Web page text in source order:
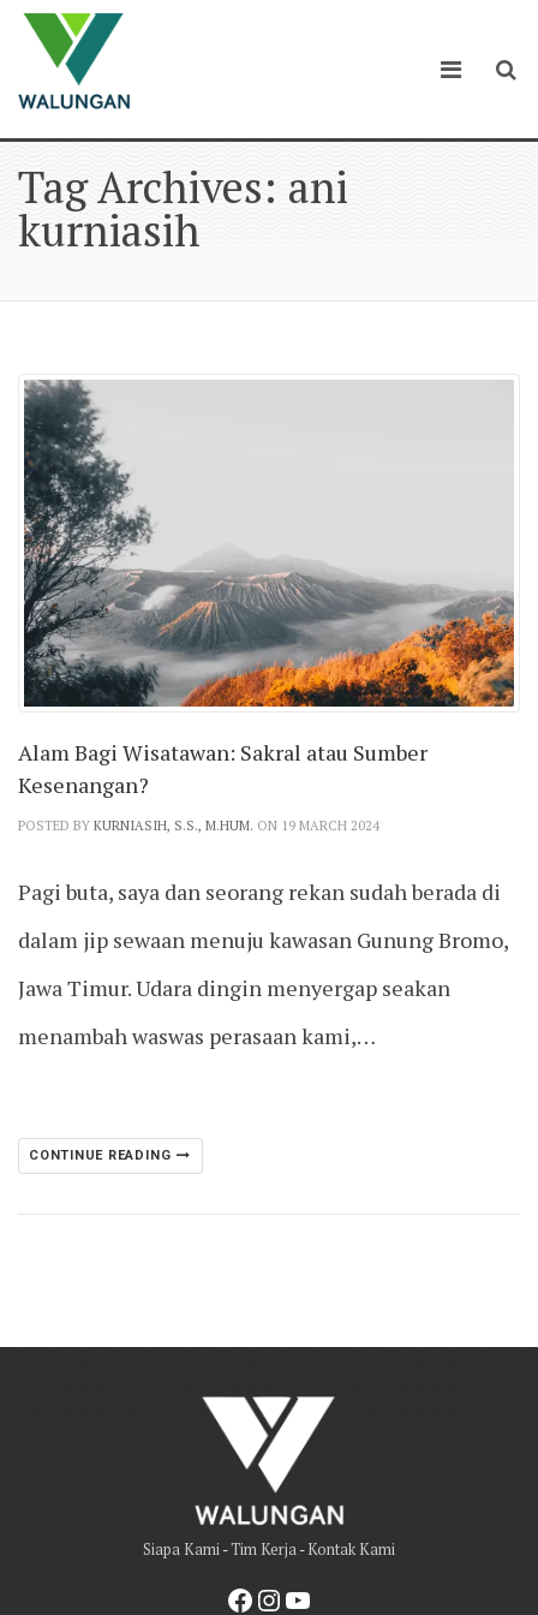
Tag Archives: ani
kurniasih
Alam Bagi Wisatawan: Sakral atau Sumber
Kesenangan?
POSTED BY KURNIASIH, S.S., M.HUM. ON 19 MARCH 2024
Pagi buta, saya dan seorang rekan sudah berada di
dalam jip sewaan menuju kawasan Gunung Bromo,
Jawa Timur. Udara dingin menyergap seakan
menambah waswas perasaan kami,…
CONTINUE READING
Siapa Kami-Tim Kerja-Kontak Kami